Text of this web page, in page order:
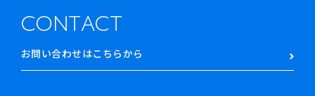
CONTACT
お問い合わせはこちらから